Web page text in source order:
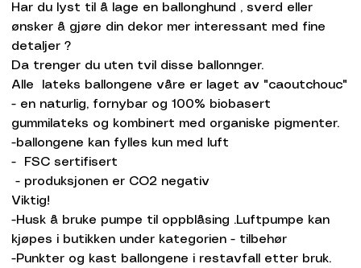
Har du lyst til å lage en ballonghund , sverd eller
ønsker å gjøre din dekor mer interessant med fine
detaljer ?
Da trenger du uten tvil disse ballonnger.
Alle lateks ballongene våre er laget av "caoutchouc"
- en naturlig, fornybar og 100% biobasert
gummilateks og kombinert med organiske pigmenter.
-ballongene kan fylles kun med luft
- FSC sertifisert
- produksjonen er CO2 negativ
Viktig!
-Husk å bruke pumpe til oppblåsing .Luftpumpe kan
kjøpes i butikken under kategorien - tilbehør
-Punkter og kast ballongene i restavfall etter bruk.